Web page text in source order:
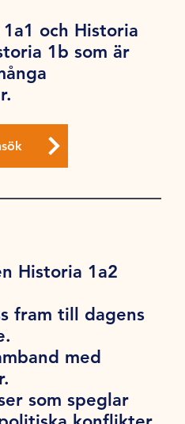
och Historia
1b som är
Historia 1a2
fram till dagens
med
som speglar